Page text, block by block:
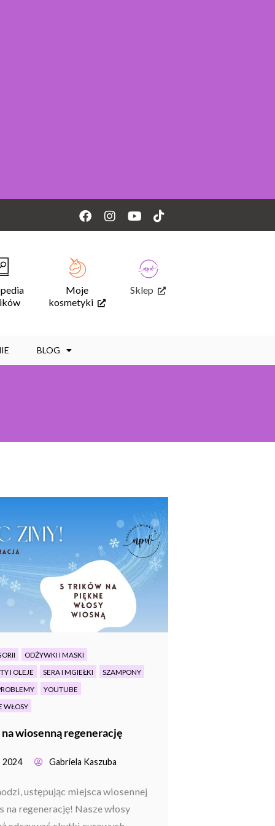
Facebook
Instagram
YoutubeTiktok
Moje
kosmetyki
Sklep
BLOG
ODŻYWKI I MASKI
I OLEJE
SERA I MGIEŁKI
SZAMPONY
YOUTUBE
WŁOSY
wiosenną regenerację
2024 Gabriela Kaszuba
ustępując miejsca wiosennej
na regenerację! Nasze włosy